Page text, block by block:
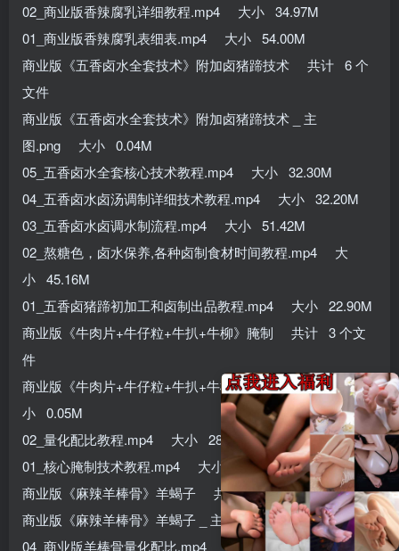
02_商业版香辣腐乳详细教程.mp4 大小 34.97M
01_商业版香辣腐乳表细表.mp4 大小 54.00M
商业版《五香卤水全套技术》附加卤猪蹄技术 共计 6 个
文件
商业版《五香卤水全套技术》附加卤猪蹄技术 _ 主
图.png 大小 0.04M
05_五香卤水全套核心技术教程.mp4 大小 32.30M
04_五香卤水卤汤调制详细技术教程.mp4 大小 32.20M
03_五香卤水卤调水制流程.mp4 大小 51.42M
02_熬糖色，卤水保养,各种卤制食材时间教程.mp4 大
小 45.16M
01_五香卤猪蹄初加工和卤制出品教程.mp4 大小 22.90M
商业版《牛肉片+牛仔粒+牛扒+牛柳》腌制 共计 3 个文
件
商业版《牛肉片+牛仔粒+牛扒+牛柳》腌制 _ 主图.png 大
小 0.05M
02_量化配比教程.mp4 大小 28.03M
01_核心腌制技术教程.mp4 大小 23.95M
商业版《麻辣羊棒骨》羊蝎子 共计 5 个文件
商业版《麻辣羊棒骨》羊蝎子 _ 主图.png 大小 0.03M
04_商业版羊棒骨量化配比.mp4 大小 23.48M